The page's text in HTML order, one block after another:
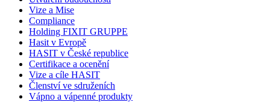
Vize a Mise
Compliance
Holding FIXIT GRUPPE
Hasit v Evropě
HASIT v České republice
Certifikace a ocenění
Vize a cíle HASIT
Členství ve sdruženích
Vápno a vápenné produkty